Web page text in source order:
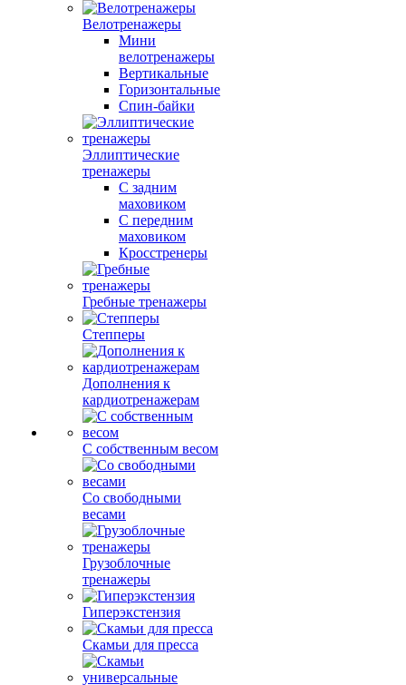
Велотренажеры
Мини
велотренажеры
Вертикальные
Горизонтальные
Спин-байки
Эллиптические
тренажеры
С задним
маховиком
С передним
маховиком
Кросстренеры
Гребные тренажеры
Степперы
Дополнения к
кардиотренажерам
С собственным весом
Со свободными
весами
Грузоблочные
тренажеры
Гиперэкстензия
Скамьи для пресса